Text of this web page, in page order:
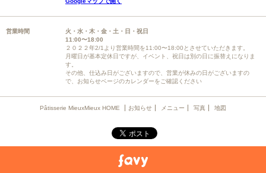
営業時間
火・水・木・金・土・日・祝日
11:00〜18:00
２０２２年2/1より営業時間を11:00〜18:00とさせていただきます。
月曜日が基本定休日ですが、イベント、祝日は別の日に振替えになりま
す。
その他、仕込み日がございますので、営業が休みの日がございますの
で、お知らせベージのカレンダーをご確認ください
Pâtisserie MieuxMieux HOME お知らせ メニュー 写真 地図